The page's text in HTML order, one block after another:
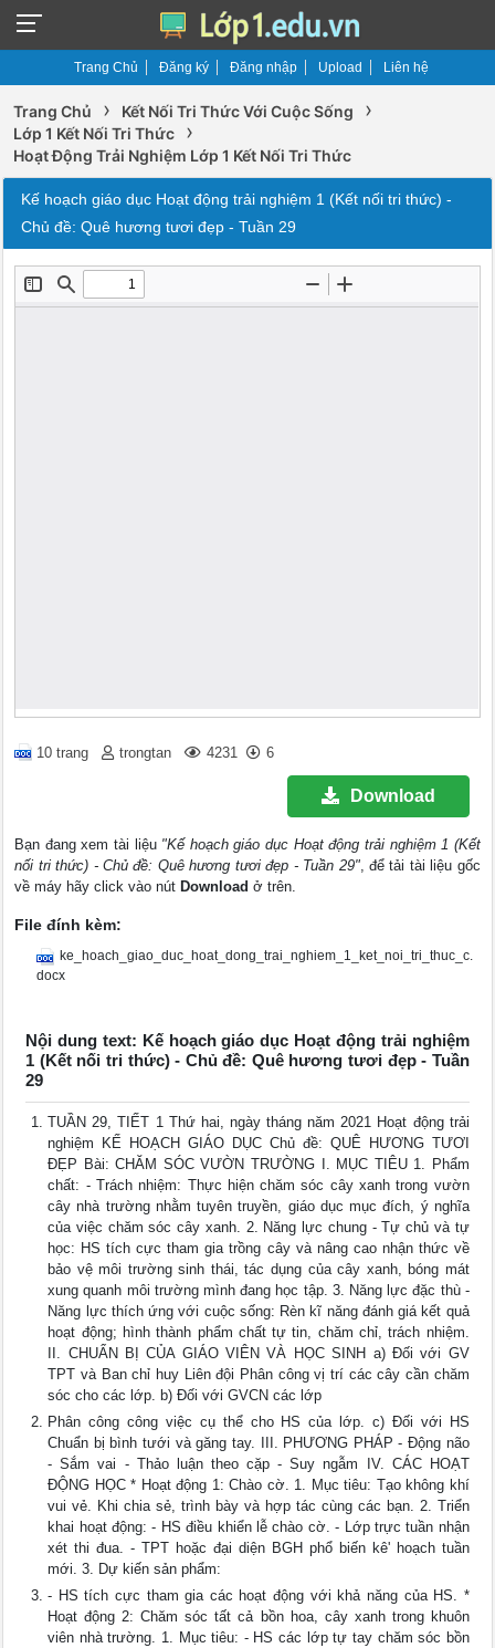
Trang Chủ Đăng ký Đăng nhập Upload Liên hệ
Trang Chủ › Kết Nối Tri Thức Với Cuộc Sống ›
Lớp 1 Kết Nối Tri Thức ›
Hoạt Động Trải Nghiệm Lớp 1 Kết Nối Tri Thức
Kế hoạch giáo dục Hoạt động trải nghiệm 1 (Kết nối tri thức) -
Chủ đề: Quê hương tươi đẹp - Tuần 29
10 trang trongtan 4231 6
Download
Bạn đang xem tài liệu "Kế hoạch giáo dục Hoạt động trải nghiệm 1 (Kết
nối tri thức) - Chủ đề: Quê hương tươi đẹp - Tuần 29", để tải tài liệu gốc
về máy hãy click vào nút Download ở trên.
File đính kèm:
ke_hoach_giao_duc_hoat_dong_trai_nghiem_1_ket_noi_tri_thuc_c.
docx
Nội dung text: Kế hoạch giáo dục Hoạt động trải nghiệm
1 (Kết nối tri thức) - Chủ đề: Quê hương tươi đẹp - Tuần
29
TUẦN 29, TIẾT 1 Thứ hai, ngày tháng năm 2021 Hoạt động trải
nghiệm KẾ HOẠCH GIÁO DỤC Chủ đề: QUÊ HƯƠNG TƯƠI
ĐẸP Bài: CHĂM SÓC VƯỜN TRƯỜNG I. MỤC TIÊU 1. Phẩm
chất: - Trách nhiệm: Thực hiện chăm sóc cây xanh trong vườn
cây nhà trường nhằm tuyên truyền, giáo dục mục đích, ý nghĩa
của việc chăm sóc cây xanh. 2. Năng lực chung - Tự chủ và tự
học: HS tích cực tham gia trồng cây và nâng cao nhận thức về
bảo vệ môi trường sinh thái, tác dụng của cây xanh, bóng mát
xung quanh môi trường mình đang học tập. 3. Năng lực đặc thù -
Năng lực thích ứng với cuộc sống: Rèn kĩ năng đánh giá kết quả
hoạt động; hình thành phẩm chất tự tin, chăm chỉ, trách nhiệm.
II. CHUẨN BỊ CỦA GIÁO VIÊN VÀ HỌC SINH a) Đối với GV
TPT và Ban chỉ huy Liên đội Phân công vị trí các cây cần chăm
sóc cho các lớp. b) Đối với GVCN các lớp
Phân công công việc cụ thể cho HS của lớp. c) Đối với HS
Chuẩn bị bình tưới và găng tay. III. PHƯƠNG PHÁP - Động não
- Sắm vai - Thảo luận theo cặp - Suy ngẫm IV. CÁC HOẠT
ĐỘNG HỌC * Hoạt động 1: Chào cờ. 1. Mục tiêu: Tạo không khí
vui vẻ. Khi chia sẻ, trình bày và hợp tác cùng các bạn. 2. Triển
khai hoạt động: - HS điều khiển lễ chào cờ. - Lớp trực tuần nhận
xét thi đua. - TPT hoặc đại diện BGH phổ biến kê' hoạch tuần
mới. 3. Dự kiến sản phẩm:
- HS tích cực tham gia các hoạt động với khả năng của HS. *
Hoạt động 2: Chăm sóc tất cả bồn hoa, cây xanh trong khuôn
viên nhà trường. 1. Mục tiêu: - HS các lớp tự tay chăm sóc bồn